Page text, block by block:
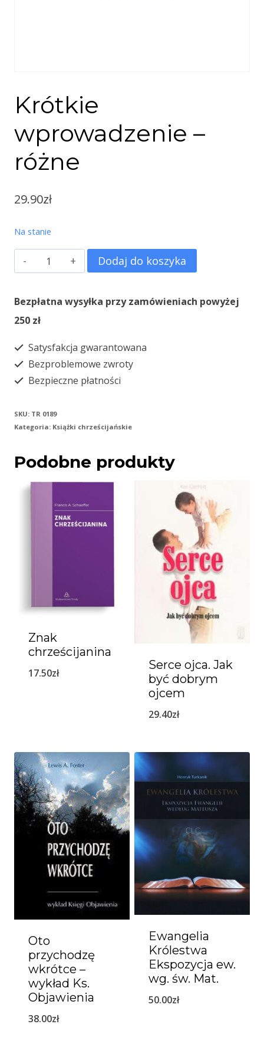
Krótkie
wprowadzenie –
różne
29.90zł
Na stanie
ilość
Krótkie
wprowadzenie
-
Dodaj do koszyka
Bezpłatna wysyłka przy zamówieniach powyżej
250 zł
Satysfakcja gwarantowana
Bezproblemowe zwroty
Bezpieczne płatności
SKU: TR 0189
Kategoria: Książki chrześcijańskie
Podobne produkty
Znak
chrześcijanina
17.50zł
Serce ojca. Jak
być dobrym
ojcem
29.40zł
Oto
przychodzę
wkrótce –
wykład Ks.
Objawienia
38.00zł
Ewangelia
Królestwa
Ekspozycja ew.
wg. św. Mat.
50.00zł